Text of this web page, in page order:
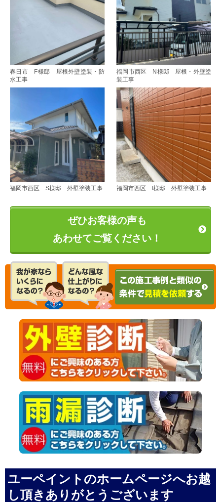
春日市 F様邸 屋根外壁塗装・防
水工事
福岡市西区 N様邸 屋根・外壁塗
装工事
福岡市西区 S様邸 外壁塗装工事 福岡市西区 I様邸 外壁塗装工事
ぜひお客様の声も
あわせてご覧ください！
ユーペイントのホームページへお越
し頂きありがとうございます